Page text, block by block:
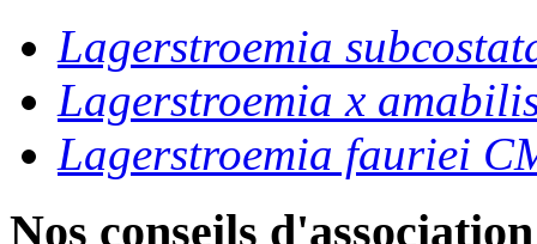
Lagerstroemia
Lagerstroemia x
Lagerstroemia fauriei
Nos conseils d'association